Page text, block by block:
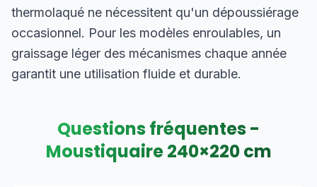
thermolaqué ne nécessitent qu'un dépoussiérage
occasionnel. Pour les modèles enroulables, un
graissage léger des mécanismes chaque année
garantit une utilisation fluide et durable.
Questions fréquentes -
Moustiquaire240×220cm